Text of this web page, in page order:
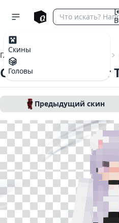
Скины
Головы
Главная
Скин Майнкрафт
Предыдущий скин